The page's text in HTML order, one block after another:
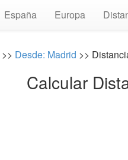
España Europa
>> Desde: Madrid >>
Calcular